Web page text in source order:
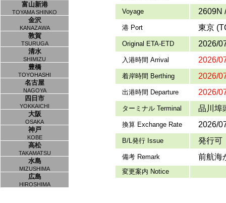
富山新港
TOYAMA SHINKO
金沢
KANAZAWA
敦賀
TSURUGA
清水
SHIMIZU
豊橋
TOYOHASHI
名古屋
NAGOYA
四日市
YOKKAICHI
大阪
OSAKA
神戸
KOBE
高松
TAKAMATSU
水島
MIZUSHIMA
広島
HIROSHIMA
Voyage 2609N
港 Port 東京
Original ETA-ETD 2026/
入港時間 Arrival 2026/
着岸時間 Berthing 2026/
出港時間 Departure 2026/
ターミナル Terminal 品川埠
換算 Exchange Rate 2026/
B/L発行 Issue 発行可
備考 Remark 前航海
変更案内 Notice